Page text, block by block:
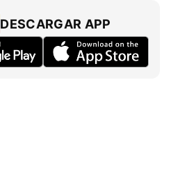
DESCARGAR APP